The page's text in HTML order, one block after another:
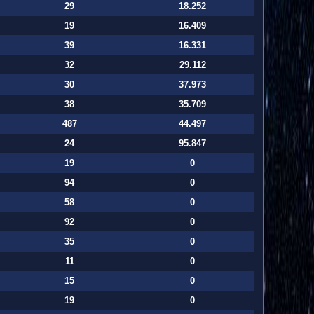
29
18.252
19
16.409
39
16.331
32
29.112
30
37.973
38
35.709
487
44.497
24
95.847
19
0
94
0
58
0
92
0
35
0
11
0
15
0
19
0